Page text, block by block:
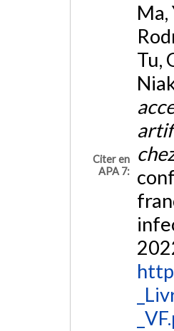
Citer en
APA 7:
Ma,
Tu,